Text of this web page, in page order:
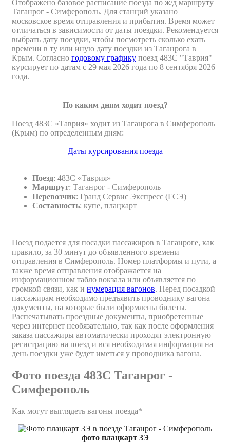
Отображено базовое расписание поезда по ж/д маршруту
Таганрог - Симферополь. Для станций указано
московское время отправления и прибытия. Время может
отличаться в зависимости от даты поездки. Рекомендуется
выбрать дату поездки, чтобы посмотреть сколько ехать
времени в ту или иную дату поездки из Таганрога в
Крым. Согласно годовому графику поезд 483С "Таврия"
курсирует по датам с 29 мая 2026 года по 8 сентября 2026
года.
По каким дням ходит поезд?
Поезд 483С «Таврия» ходит из Таганрога в Симферополь
(Крым) по определенным дням:
Даты курсирования поезда
Поезд: 483С «Таврия»
Маршрут: Таганрог - Симферополь
Перевозчик: Гранд Сервис Экспресс (ГСЭ)
Составность: купе, плацкарт
Поезд подается для посадки пассажиров в Таганроге, как
правило, за 30 минут до объявленного времени
отправления в Симферополь. Номер платформы и пути, а
также время отправления отображается на
информационном табло вокзала или объявляется по
громкой связи, как и нумерация вагонов. Перед посадкой
пассажирам необходимо предъявить проводнику вагона
документы, на которые были оформлены билеты.
Распечатывать проездные документы, приобретенные
через интернет необязательно, так как после оформления
заказа пассажиры автоматически проходят электронную
регистрацию на поезд и вся необходимая информация на
день поездки уже будет иметься у проводника вагона.
Фото поезда 483С Таганрог -
Симферополь
Как могут выглядеть вагоны поезда*
фото плацкарт 3Э